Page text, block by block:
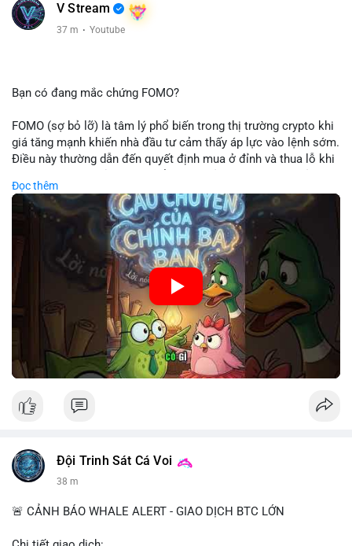
V Stream
37 m · Youtube
Bạn có đang mắc chứng FOMO?
FOMO (sợ bỏ lỡ) là tâm lý phổ biến trong thị trường crypto khi
giá tăng mạnh khiến nhà đầu tư cảm thấy áp lực vào lệnh sớm.
Điều này thường dẫn đến quyết định mua ở đỉnh và thua lỗ khi
chiến lược đầu tư rõ ràng.
🎥 Xem video trực tiếp tại:
Nguồn: Cú Thông Thái
Đọc thêm
Đội Trinh Sát Cá Voi
38 m
🚨 CẢNH BÁO WHALE ALERT - GIAO DỊCH BTC LỚN